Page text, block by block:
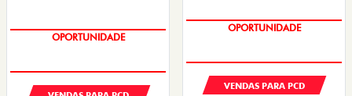
OPORTUNIDADE
OPORTUNIDADE
VENDAS PARA PCD